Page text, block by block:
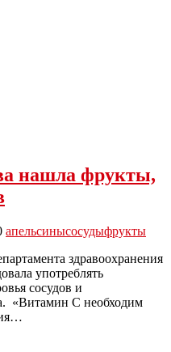
нашла фрукты,
апельсинысосудыфрукты
здравоохранения
употреблять
сосудов и
«Витамин C необходим